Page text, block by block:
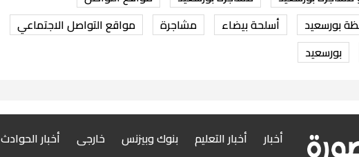
بورسعيد
أسلحة بيضاء مشاجرة
مواقع التواصل الاجتماعي
بورسعيد
أخبار أخبار التعليم بنوك وبيزنس خارجى أخبار الحوادث